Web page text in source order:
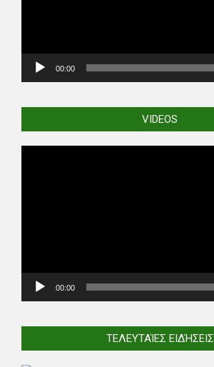
00:00
VIDEOS
00:00
ΤΕΛΕΥΤΑΊΕΣ ΕΙΔΉΣΕΙΣ